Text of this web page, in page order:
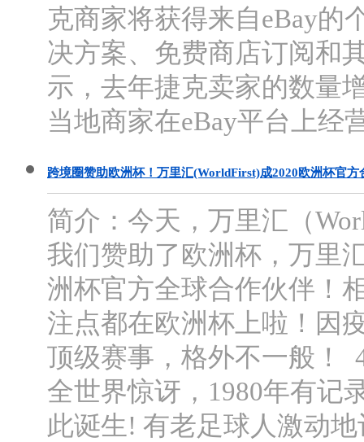
克商家将获得来自eBay的
决方案、免费商店订阅和
示，去年捷克卖家的数量
当地商家在eBay平台上经
跨境圈赞助欧洲杯！万里汇(WorldFirst)成2020欧洲杯官方
简介：今天，万里汇（
我们赞助了欧洲杯，万里
洲杯官方全球合作伙伴！
注点都在欧洲杯上啦！因
顶级赛事，格外不一般！
全世界惊讶，1980年有记
此诞生! 有老足球人激动